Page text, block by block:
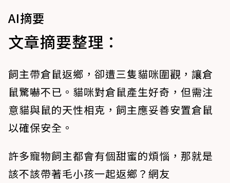
AI摘要
文章摘要整理：
飼主帶倉鼠返鄉，卻遭三隻貓咪圍觀，讓倉
鼠驚嚇不已。貓咪對倉鼠產生好奇，但需注
意貓與鼠的天性相克，飼主應妥善安置倉鼠
以確保安全。
許多寵物飼主都會有個甜蜜的煩惱，那就是
該不該帶著毛小孩一起返鄉？網友